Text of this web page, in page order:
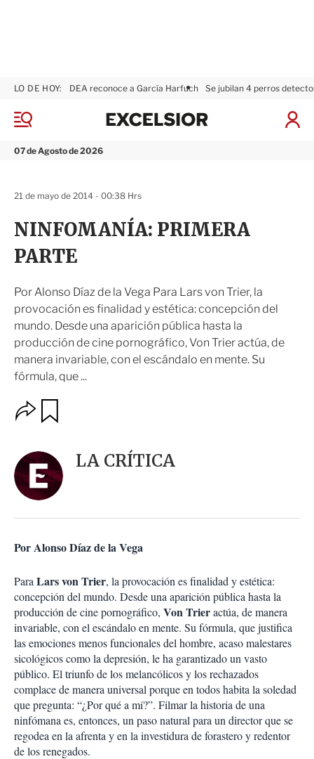
M
n
07 de Agosto de 2026
LO DE HOY: DEA reconoce a García Harfuch Se jubilan 4 perros
I
x
NINFOMANÍA: PRIMERA
PARTE
Por Alonso Díaz de la Vega Para Lars von Trier, la
provocación es finalidad y estética: concepción del
mundo. Desde una aparición pública hasta la
producción de cine pornográfico, Von Trier actúa, de
manera invariable, con el escándalo en mente. Su
fórmula, que ...
21 de mayo de 2014 - 00:38 Hrs
O
p
n
e
s
o
p
a
r
t
i
r
a
r
LA CRÍTICA
Por Alonso Díaz de la Vega
Para Lars von Trier, la provocación es finalidad y estética:
concepción del mundo. Desde una aparición pública hasta la
producción de cine pornográfico, Von Trieractúa, de manera
invariable, con el escándalo en mente. Su fórmula, que justifica
las emociones menos funcionales del hombre, acaso malestares
sicológicos como la depresión, le ha garantizado un vasto
público. El triunfo de los melancólicos y los rechazados
complace de manera universal porque en todos habita la soledad
que pregunta: “¿Por qué a mí?”. Filmar la historia de una
ninfómana es, entonces, un paso natural para un director que se
regodea en la afrenta y en la investidura de forastero y redentor
de los renegados.